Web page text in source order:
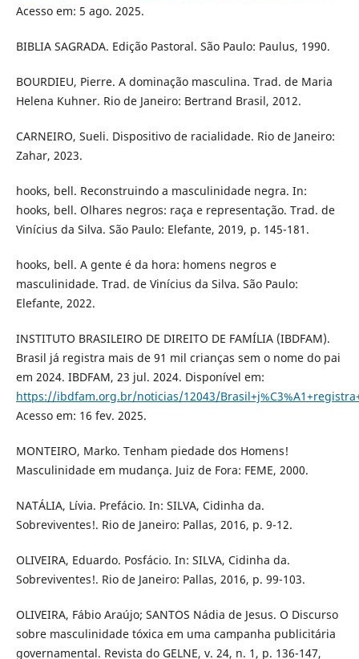
Acesso em: 5 ago. 2025.
BIBLIA SAGRADA. Edição Pastoral. São Paulo: Paulus, 1990.
BOURDIEU, Pierre. A dominação masculina. Trad. de Maria
Helena Kuhner. Rio de Janeiro: Bertrand Brasil, 2012.
CARNEIRO, Sueli. Dispositivo de racialidade. Rio de Janeiro:
Zahar, 2023.
hooks, bell. Reconstruindo a masculinidade negra. In:
hooks, bell. Olhares negros: raça e representação. Trad. de
Vinícius da Silva. São Paulo: Elefante, 2019, p. 145-181.
hooks, bell. A gente é da hora: homens negros e
masculinidade. Trad. de Vinícius da Silva. São Paulo:
Elefante, 2022.
INSTITUTO BRASILEIRO DE DIREITO DE FAMÍLIA (IBDFAM).
Brasil já registra mais de 91 mil crianças sem o nome do pai
em 2024. IBDFAM, 23 jul. 2024. Disponível em:
https://ibdfam.org.br/noticias/12043/
Acesso em: 16 fev. 2025.
MONTEIRO, Marko. Tenham piedade dos Homens!
Masculinidade em mudança. Juiz de Fora: FEME, 2000.
NATÁLIA, Lívia. Prefácio. In: SILVA, Cidinha da.
Sobreviventes!. Rio de Janeiro: Pallas, 2016, p. 9-12.
OLIVEIRA, Eduardo. Posfácio. In: SILVA, Cidinha da.
Sobreviventes!. Rio de Janeiro: Pallas, 2016, p. 99-103.
OLIVEIRA, Fábio Araújo; SANTOS Nádia de Jesus. O Discurso
sobre masculinidade tóxica em uma campanha publicitária
governamental. Revista do GELNE, v. 24, n. 1, p. 136-147,